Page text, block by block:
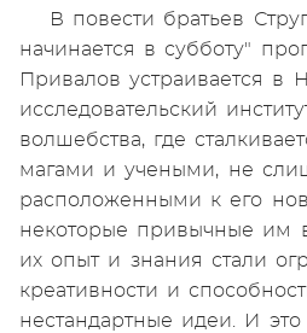
В повести братьев
начинается в субботу"
Привалов устраивается
исследовательский
волшебства, где
магами и учеными, не
расположенными к его
некоторые привычные им
их опыт и знания стали
креативности и
нестандартные идеи. И